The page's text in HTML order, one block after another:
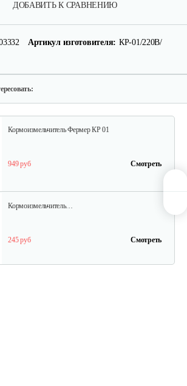
ДОБАВИТЬ К СРАВНЕНИЮ
Артикул изготовителя: КР-01/220В/
245 руб
1 970 руб
Кормоизмельчитель Фермер КР 01
949 руб Смотреть
Кормоизмельчитель…
245 руб Смотреть